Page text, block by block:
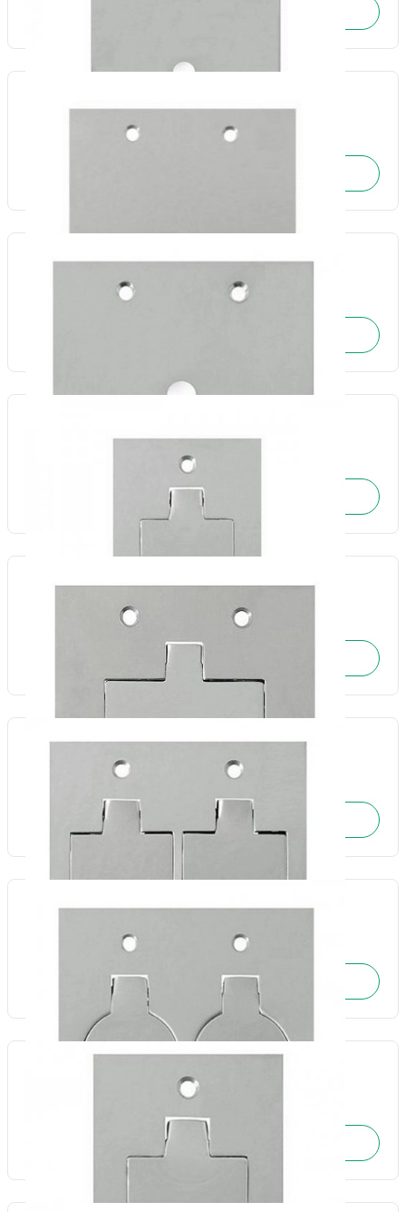
Cód.: 4049
Placa piso Inox leve furo central 4x4-Olivo
Cód.: 4053
Cód.: 4051
SOLICITE O ORÇAMENTO
Placa piso Inox leve para 3 RJ45 4x4-Olivo
Cód.: 4052
SOLICITE O ORÇAMENTO
Placa piso Inox leve unha dupla quadrada 4x4-Olivo
Cód.: 4060
SOLICITE O ORÇAMENTO
Placa piso Inox leve unha dupla redonda 4x4-Olivo
SOLICITE O ORÇAMENTO
Cód.: 4057
SOLICITE O ORÇAMENTO